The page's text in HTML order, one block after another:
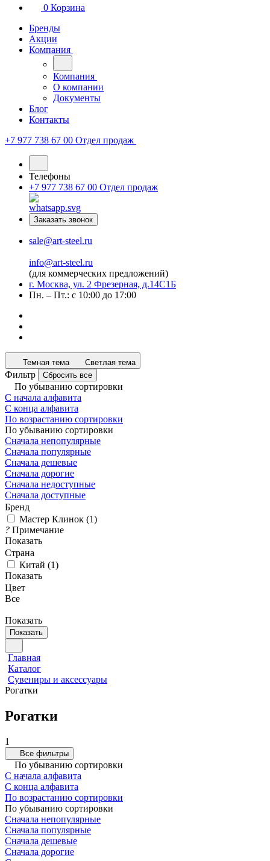
0 Корзина
Бренды
Акции
Компания
Компания
О компании
Документы
Блог
Контакты
+7 977 738 67 00 Отдел продаж
Телефоны
+7 977 738 67 00 Отдел продаж
Заказать звонок
sale@art-steel.ru
info@art-steel.ru
(для коммерческих предложений)
г. Москва, ул. 2 Фрезерная, д.14С1Б
Пн. – Пт.: с 10:00 до 17:00
Темная тема Светлая тема
Фильтр Сбросить все
По убыванию сортировки
С начала алфавита
С конца алфавита
По возрастанию сортировки
По убыванию сортировки
Сначала непопулярные
Сначала популярные
Сначала дешевые
Сначала дорогие
Сначала недоступные
Сначала доступные
Бренд
Мастер Клинок (1)
? Примечание
Показать
Страна
Китай (1)
Показать
Цвет
Все
Показать
Показать
Главная
Каталог
Сувениры и аксессуары
Рогатки
Рогатки
1
Все фильтры
По убыванию сортировки
С начала алфавита
С конца алфавита
По возрастанию сортировки
По убыванию сортировки
Сначала непопулярные
Сначала популярные
Сначала дешевые
Сначала дорогие